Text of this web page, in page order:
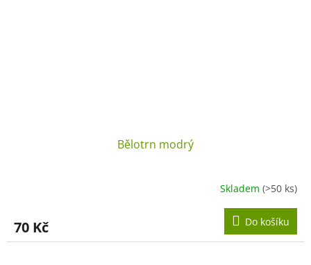
Bělotrn modrý
Skladem (>50 ks)
70 Kč Do košíku